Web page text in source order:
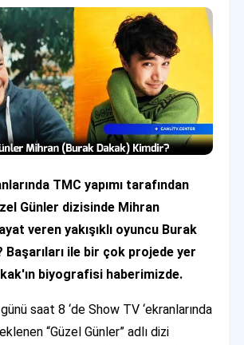
TMC yapımı tarafından
Günler dizisinde Mihran
veren yakışıklı oyuncu Burak
Başarıları ile bir çok projede yer
biyografisi haberimizde.
saat 8 ‘de Show TV ‘ekranlarında
“Güzel Günler” adlı dizi